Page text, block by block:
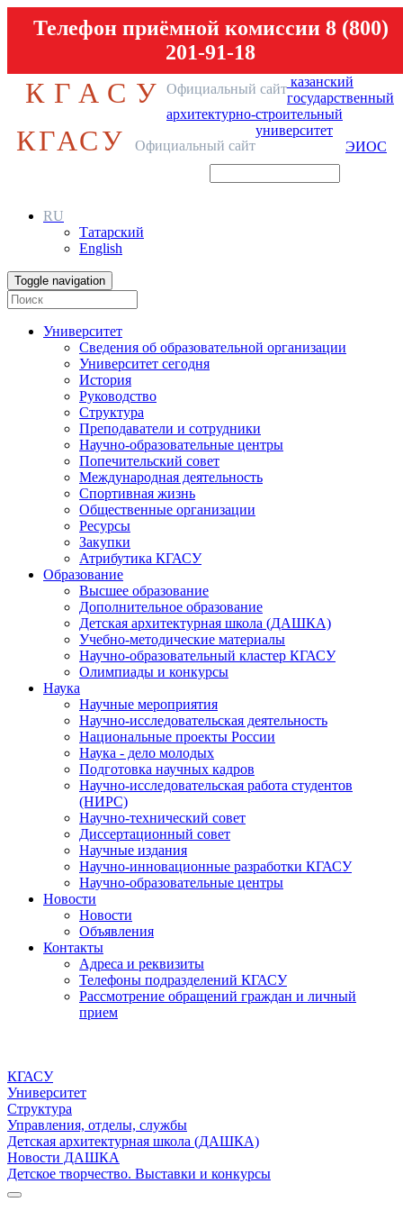
Телефон приёмной комиссии 8 (800)
201-91-18
КГАСУ Официальный сайт казанский
государственный
архитектурно-строительный
университет
КГАСУ Официальный сайт ЭИОС
RU
Татарский
English
Toggle navigation
Университет
Сведения об образовательной организации
Университет сегодня
История
Руководство
Структура
Преподаватели и сотрудники
Научно-образовательные центры
Попечительский совет
Международная деятельность
Спортивная жизнь
Общественные организации
Ресурсы
Закупки
Атрибутика КГАСУ
Образование
Высшее образование
Дополнительное образование
Детская архитектурная школа (ДАШКА)
Учебно-методические материалы
Научно-образовательный кластер КГАСУ
Олимпиады и конкурсы
Наука
Научные мероприятия
Научно-исследовательская деятельность
Национальные проекты России
Наука - дело молодых
Подготовка научных кадров
Научно-исследовательская работа студентов
(НИРС)
Научно-технический совет
Диссертационный совет
Научные издания
Научно-инновационные разработки КГАСУ
Научно-образовательные центры
Новости
Новости
Объявления
Контакты
Адреса и реквизиты
Телефоны подразделений КГАСУ
Рассмотрение обращений граждан и личный
прием
КГАСУ
Университет
Структура
Управления, отделы, службы
Детская архитектурная школа (ДАШКА)
Новости ДАШКА
Детское творчество. Выставки и конкурсы